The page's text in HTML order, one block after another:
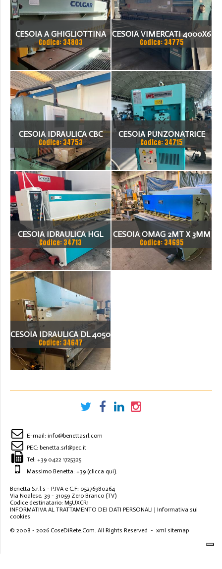
CESOIA A GHIGLIOTTINA
COLGAR IDRAULICA CM
3006
Codice: 34803
CESOIA VIMERCATI 4000X6
Codice: 34775
CESOIA IDRAULICA CBC
3050X6
Codice: 34753
CESOIA PUNZONATRICE
IMS HY 36 VA
Codice: 34715
CESOIA IDRAULICA HGL
3100 X 8MM
Codice: 34713
CESOIA OMAG 2MT X 3MM
REVISIONATA
Codice: 34695
CESOIA IDRAULICA DL 4050
X4X200
Codice: 34647
E-mail: info@benettasrl.com
PEC: benetta.srl@pec.it
Tel: +39 0422 1725325
Massimo Benetta: +39 (clicca qui).
Benetta S.r.l.s - P.IVA e C.F: 05276980264
Via Noalese, 39 - 31059 Zero Branco (TV)
Codice destinatario: M5UXCR1
INFORMATIVA AL TRATTAMENTO DEI DATI PERSONALI | Informativa sui
cookies
© 2008 - 2026 CoseDiRete.Com. All Rights Reserved - xml sitemap